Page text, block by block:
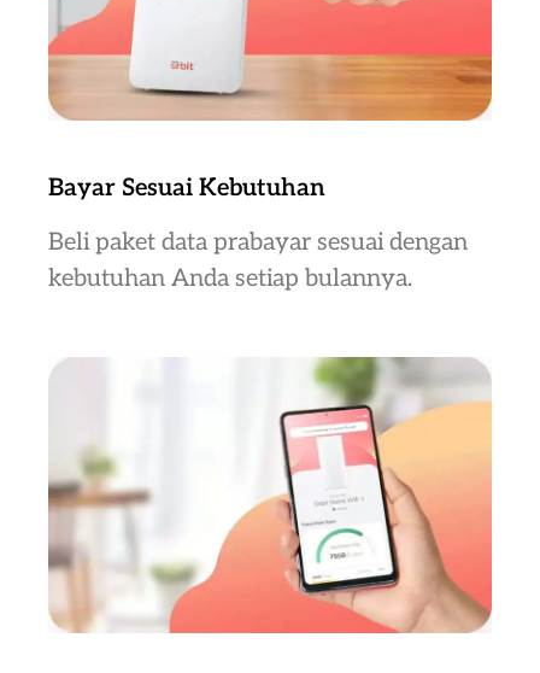
Bayar Sesuai Kebutuhan
Beli paket data prabayar sesuai dengan
kebutuhan Anda setiap bulannya.